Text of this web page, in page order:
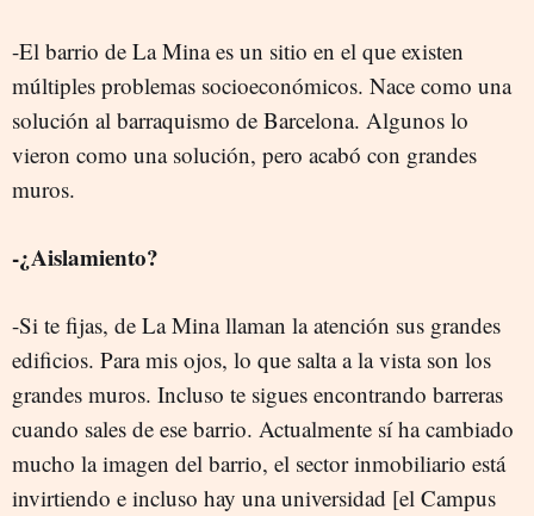
-El barrio de La Mina es un sitio en el que existen
múltiples problemas socioeconómicos. Nace como una
solución al barraquismo de Barcelona. Algunos lo
vieron como una solución, pero acabó con grandes
muros.
-¿Aislamiento?
-Si te fijas, de La Mina llaman la atención sus grandes
edificios. Para mis ojos, lo que salta a la vista son los
grandes muros. Incluso te sigues encontrando barreras
cuando sales de ese barrio. Actualmente sí ha cambiado
mucho la imagen del barrio, el sector inmobiliario está
invirtiendo e incluso hay una universidad [el Campus